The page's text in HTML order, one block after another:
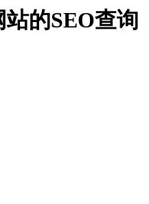
站的SEO查询